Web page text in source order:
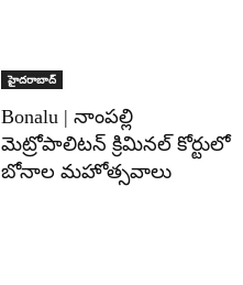
హైదరాబాద్‌
Bonalu | నాంపల్లి
మెట్రోపాలిటన్ క్రిమినల్ కోర్టులో
బోనాల మహోత్సవాలు